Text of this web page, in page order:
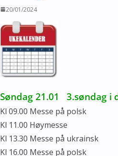
20/01/2024
Søndag 21.01 3.søndag i
Kl 09.00 Messe på polsk
Kl 11.00 Høymesse
Kl 13.30 Messe på ukrainsk
Kl 16.00 Messe på polsk